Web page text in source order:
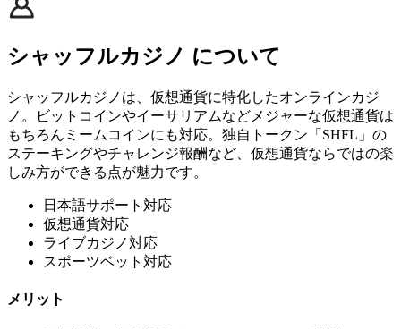
シャッフルカジノ について
シャッフルカジノは、仮想通貨に特化したオンラインカジ
ノ。ビットコインやイーサリアムなどメジャーな仮想通貨は
もちろんミームコインにも対応。独自トークン「SHFL」の
ステーキングやチャレンジ報酬など、仮想通貨ならではの楽
しみ方ができる点が魅力です。
日本語サポート対応
仮想通貨対応
ライブカジノ対応
スポーツベット対応
メリット